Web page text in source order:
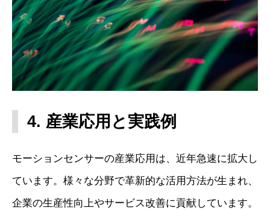
4. 産業応用と実践例
モーションセンサーの産業応用は、近年急速に拡大し
ています。様々な分野で革新的な活用方法が生まれ、
企業の生産性向上やサービス改善に貢献しています。